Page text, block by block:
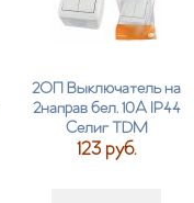
2ОП Выключатель на
2направ бел. 10А IP44
Селиг TDM
123 руб.